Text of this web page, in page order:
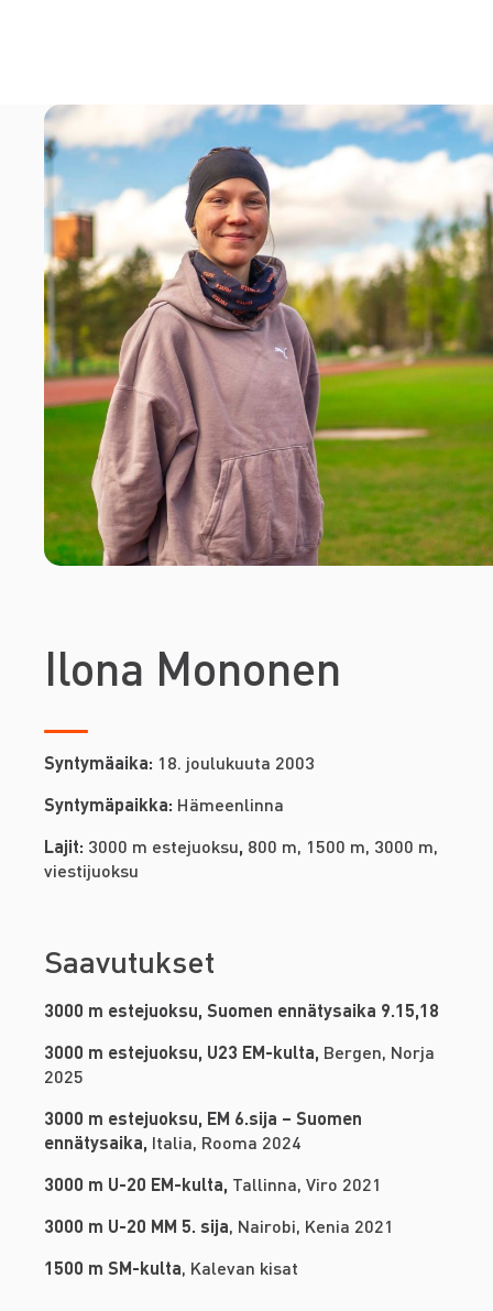
Ilona Mononen
Syntymäaika: 18. joulukuuta 2003
Syntymäpaikka: Hämeenlinna
Lajit: 3000 m estejuoksu, 800 m, 1500 m, 3000 m,
viestijuoksu
Saavutukset
3000 m estejuoksu, Suomen ennätysaika 9.15,18
3000 m estejuoksu, U23 EM-kulta, Bergen, Norja
2025
3000 m estejuoksu, EM 6.sija – Suomen
ennätysaika, Italia, Rooma 2024
3000 m U-20 EM-kulta, Tallinna, Viro 2021
3000 m U-20 MM 5. sija, Nairobi, Kenia 2021
1500 m SM-kulta, Kalevan kisat